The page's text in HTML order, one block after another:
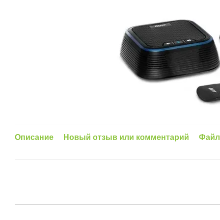
Описание Новый отзыв или комментарий